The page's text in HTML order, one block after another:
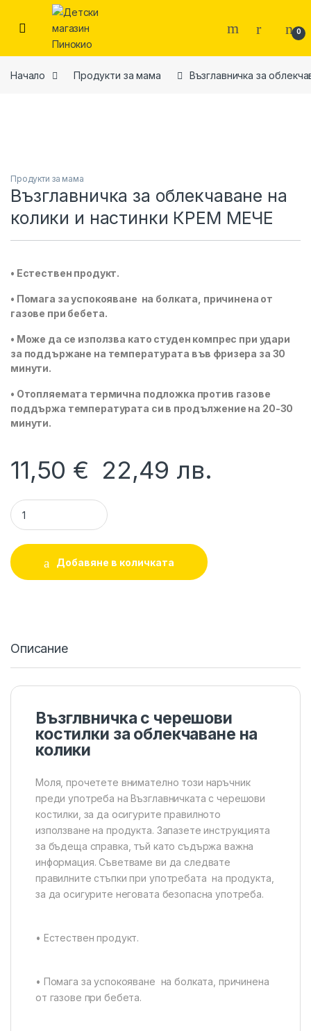
Skip to navigation
Skip to content
0
Начало Продукти за мама Възглавничка за
Продукти за мама
Възглавничка за облекчаване на
колики и настинки КРЕМ МЕЧЕ
• Естествен продукт.
• Помага за успокояване на болката, причинена от
газове при бебета.
• Може да се използва като студен компрес при удари
за поддържане на температурата във фризера за 30
минути.
• Отопляемата термична подложка против газове
поддържа температурата си в продължение на 20-30
минути.
11,50 € 22,49 лв.
Възглавничка за облекчаване на колики и настинки
Добавяне в количката
Описание
Възглвничка с черешови
костилки за облекчаване на
колики
Моля, прочетете внимателно този наръчник
преди употреба на Възглавничката с черешови
костилки, за да осигурите правилното
използване на продукта. Запазете инструкцията
за бъдеща справка, тъй като съдържа важна
информация. Съветваме ви да следвате
правилните стъпки при употребата на продукта,
за да осигурите неговата безопасна употреба.
• Естествен продукт.
• Помага за успокояване на болката, причинена
от газове при бебета.